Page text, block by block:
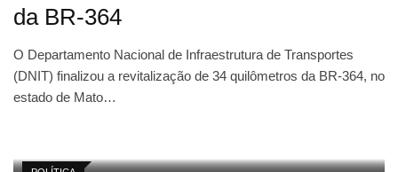
da BR-364
O Departamento Nacional de Infraestrutura de Transportes
(DNIT) finalizou a revitalização de 34 quilômetros da BR-364, no
estado de Mato…